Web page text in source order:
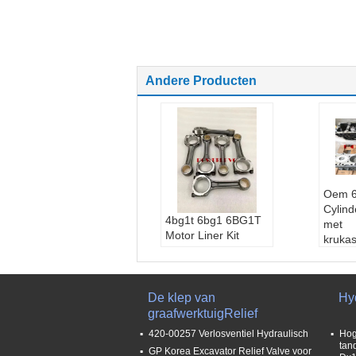
Andere Producten
4bg1t 6bg1 6BG1T
Motor Liner Kit
Voor Zax200 Ex200-
Type:Voeringsuitru
sting
Toepassing:Motor
Oem
met
De klep van
graafwerktuigRelief
420-00257 Verlosventiel Hydraulisch
GP Korea Excavator Relief Valve voor